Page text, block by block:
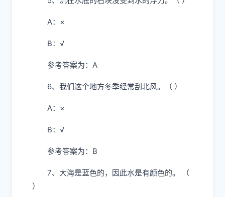
A：×
B：√
参考答案为：A
6、我们这个地方冬季经常刮北风。（ ）
A：×
B：√
参考答案为：B
7、大海是蓝色的，因此水是有颜色的。 （
）